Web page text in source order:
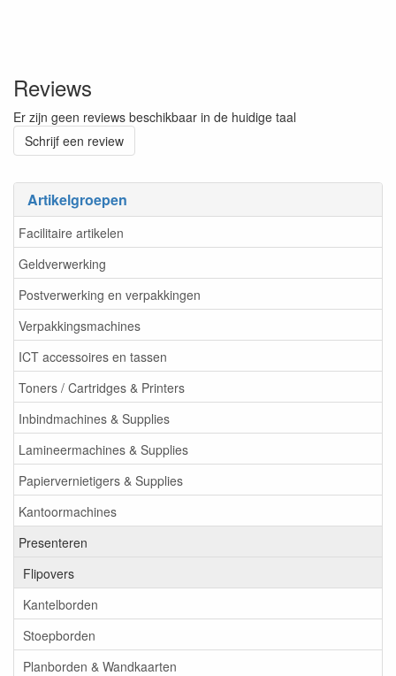
Artikelgroepen
Facilitaire artikelen
Geldverwerking
Postverwerking en verpakkingen
Verpakkingsmachines
ICT accessoires en tassen
Toners / Cartridges & Printers
Inbindmachines & Supplies
Lamineermachines & Supplies
Papiervernietigers & Supplies
Kantoormachines
Presenteren
Flipovers
Kantelborden
Stoepborden
Planborden & Wandkaarten
Reviews
Er zijn geen reviews beschikbaar in de huidige taal
Schrijf een review